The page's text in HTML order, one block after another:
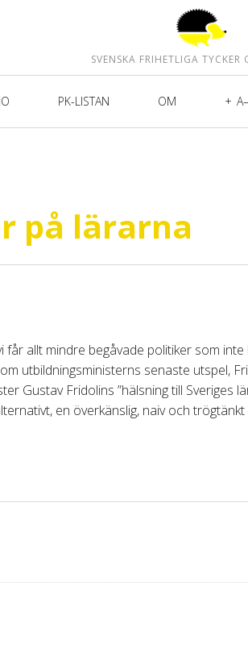
SVENSKA FRIHETLIGA TYCKER
PK-LISTAN OM
på lärarna
allt mindre begåvade politiker som
utbildningsministerns senaste utspel,
Gustav Fridolins ”hälsning till Sveriges
en överkänslig, naiv och